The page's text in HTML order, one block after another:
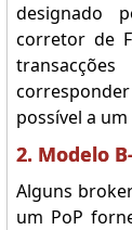
designado
corretor de
possível a um
2. Modelo
Alguns
um PoP